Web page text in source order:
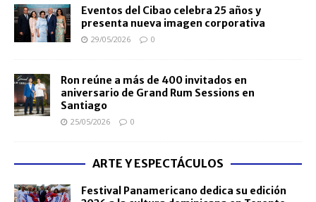
Eventos del Cibao celebra 25 años y
presenta nueva imagen corporativa
29/05/2026 0
Ron reúne a más de 400 invitados en
aniversario de Grand Rum Sessions en
Santiago
25/05/2026 0
ARTE Y ESPECTÁCULOS
Festival Panamericano dedica su edición